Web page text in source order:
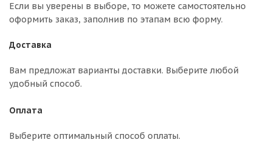
Если вы уверены в выборе, то можете самостоятельно
оформить заказ, заполнив по этапам всю форму.
Доставка
Вам предложат варианты доставки. Выберите любой
удобный способ.
Оплата
Выберите оптимальный способ оплаты.